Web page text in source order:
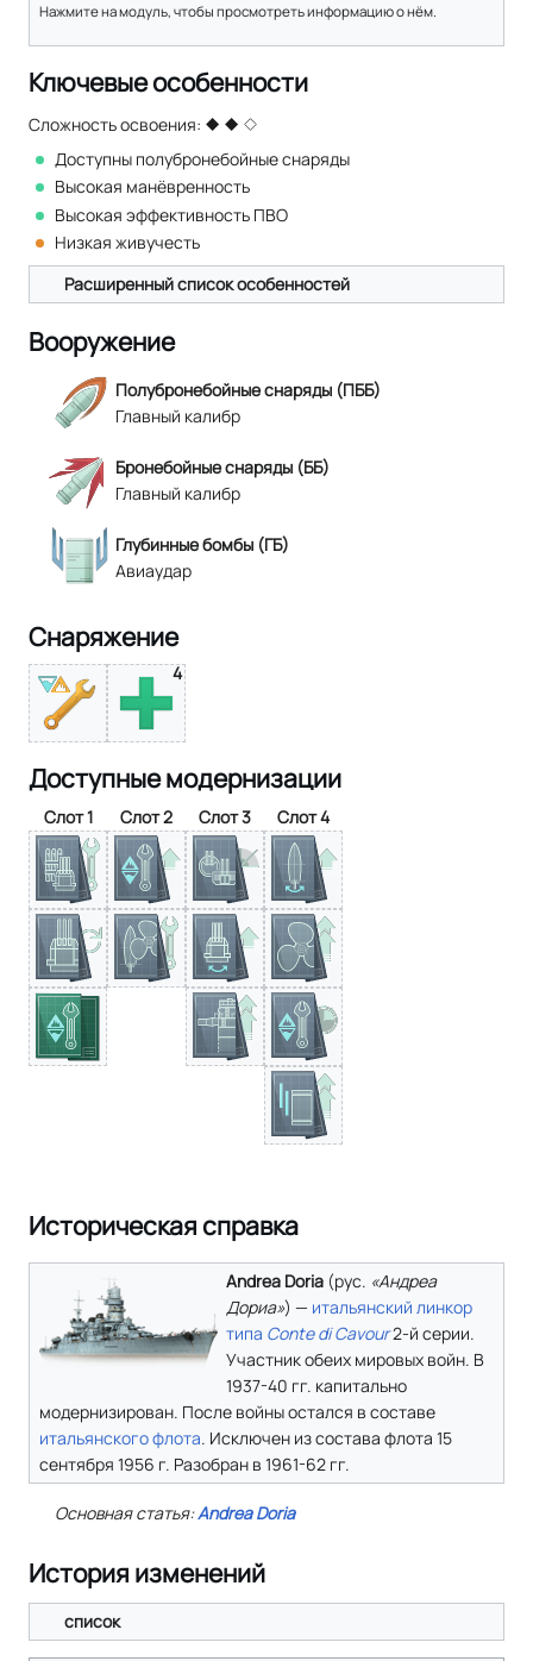
Нажмите на модуль, чтобы просмотреть информацию о нём.
Ключевые особенности
Сложность освоения:
Доступны полубронебойные снаряды
Высокая манёвренность
Высокая эффективность ПВО
Низкая живучесть
Расширенный список особенностей
Вооружение
Полубронебойные снаряды (ПББ)
Главный калибр
Бронебойные снаряды (ББ)
Главный калибр
Глубинные бомбы (ГБ)
Авиаудар
Снаряжение
4
Доступные модернизации
Слот 1 Слот 2 Слот 3 Слот 4
Историческая справка
Andrea Doria (рус. «Андреа
Дориа») — итальянский линкор
типа Conte di Cavour2-й серии.
Участник обеих мировых войн. В
1937-40 гг. капитально
модернизирован. После войны остался в составе
итальянского флота. Исключен из состава флота 15
сентября 1956 г. Разобран в 1961-62 гг.
Основная статья:Andrea Doria
История изменений
список